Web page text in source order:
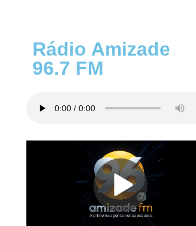
Rádio Amizade
96.7 FM